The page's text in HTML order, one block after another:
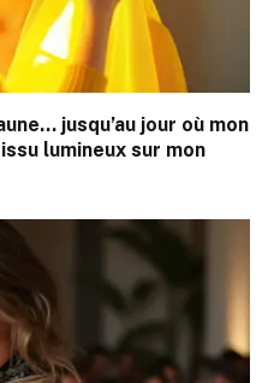
jusqu’au jour où mon
lumineux sur mon